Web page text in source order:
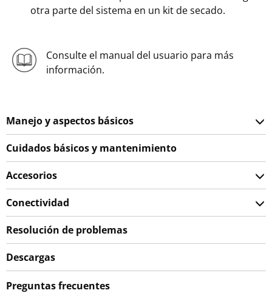
otra parte del sistema en un kit de secado.
Consulte el manual del usuario para más
información.
Manejo y aspectos básicos
Cuidados básicos y mantenimiento
Accesorios
Conectividad
Resolución de problemas
Descargas
Preguntas frecuentes